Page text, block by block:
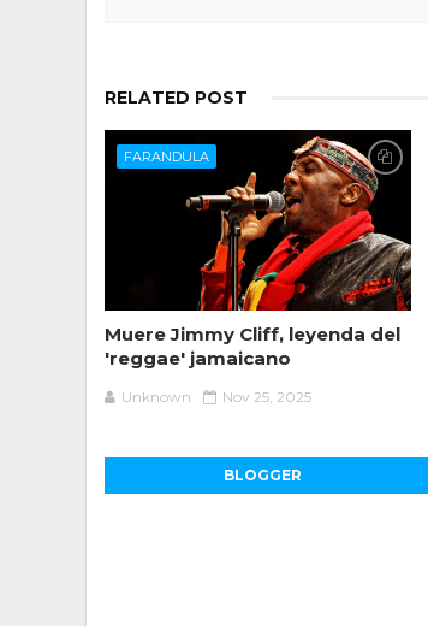
RELATED POST
FARANDULA
Muere Jimmy Cliff, leyenda del
'reggae' jamaicano
Unknown Nov 25, 2025
BLOGGER